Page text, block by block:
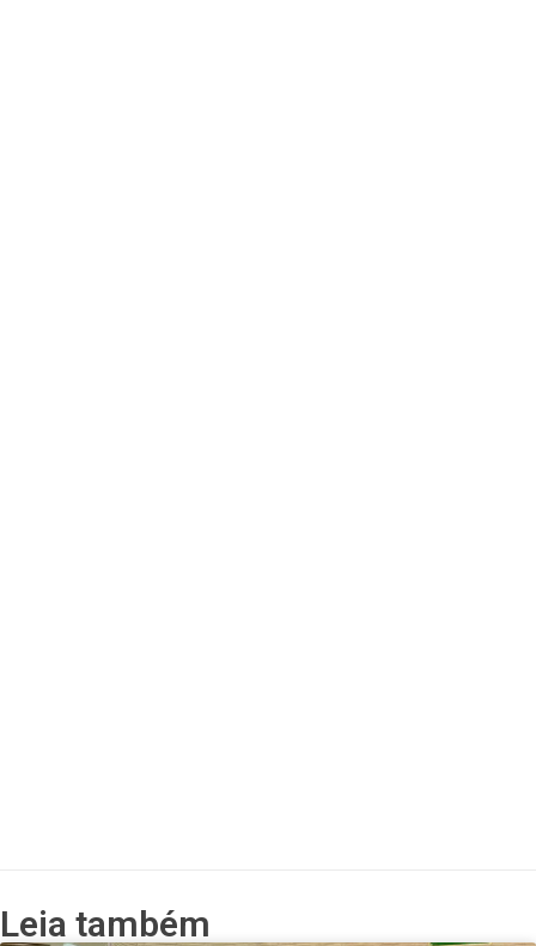
Leia também